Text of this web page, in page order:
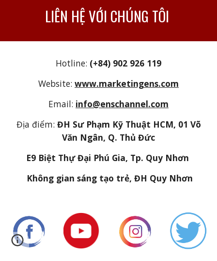
LIÊN HỆ VỚI CHÚNG TÔI
Hotline: (+84) 902 926 119
Website: www.marketingens.com
Email: info@enschannel.com
Địa điểm: ĐH Sư Phạm Kỹ Thuật HCM, 01 Võ
Văn Ngân, Q. Thủ Đức
E9 Biệt Thự Đại Phú Gia, Tp. Quy Nhơn
Không gian sáng tạo trẻ, ĐH Quy Nhơn